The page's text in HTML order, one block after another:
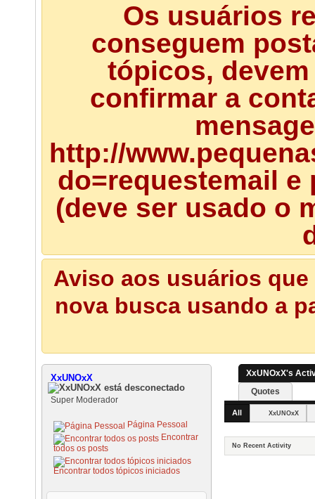
Os usuários
conseguem
tópicos,
confirmar a
http://
do=requestemail
(deve ser usado o
Aviso aos usuários
nova busca usando a
XxUNOxX
Super Moderador
Página Pessoal
Encontrar
todos os posts
Encontrar todos tópicos iniciados
XxUNOxX's
Quotes
All XxUNOxX
No Recent Activity